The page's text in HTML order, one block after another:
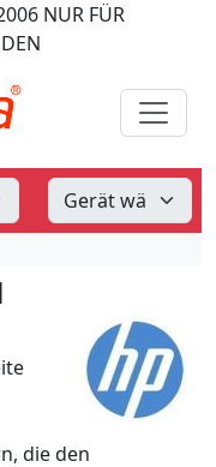
NUR FÜR
die den